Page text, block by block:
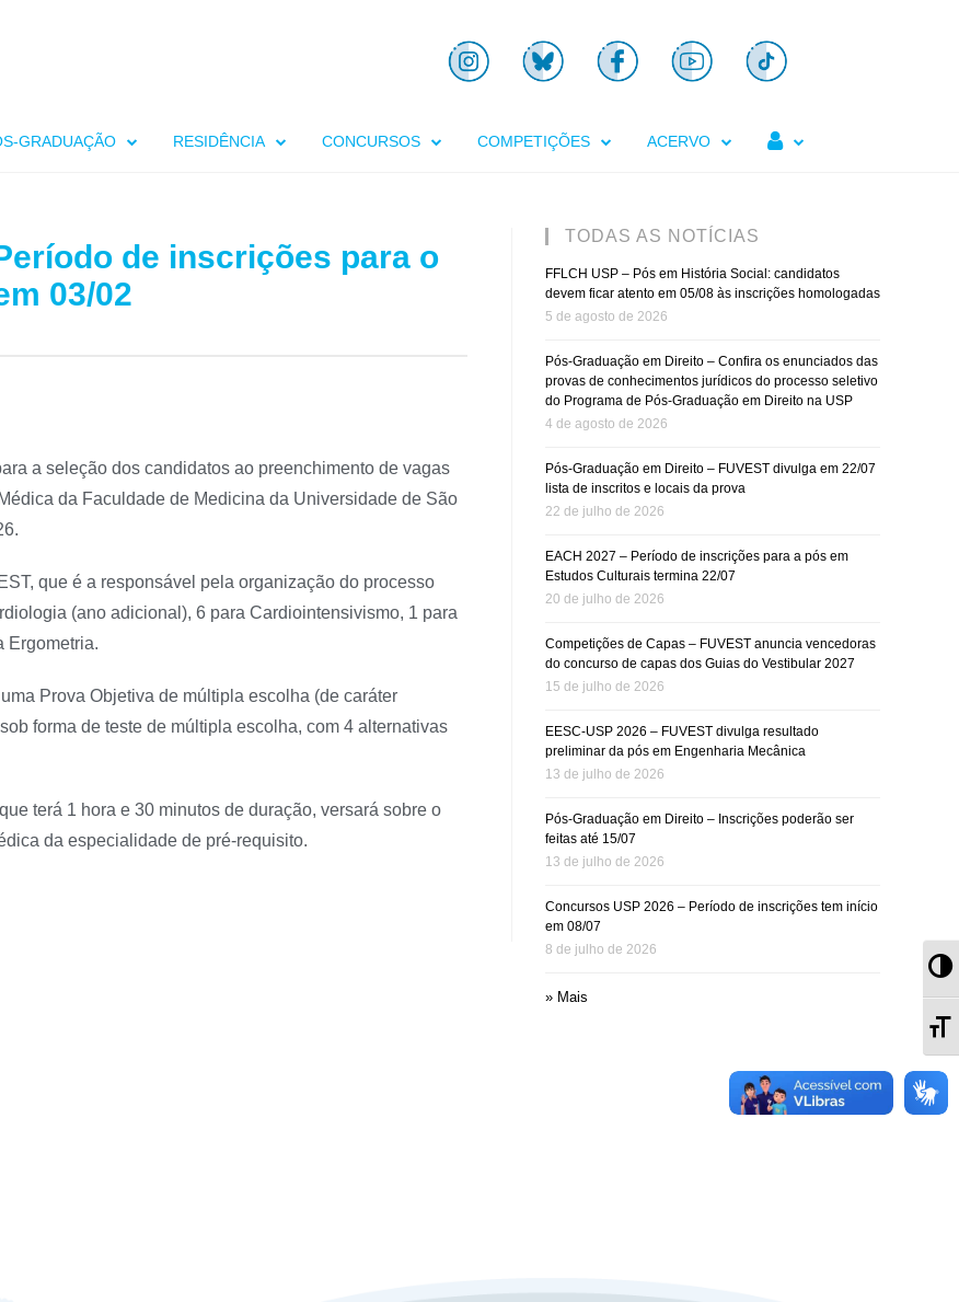
GRADUAÇÃO RESIDÊNCIA CONCURSOS COMPETIÇÕES ACERVO 
de inscrições para o
03/02
a seleção dos candidatos ao preenchimento de vagas
da Faculdade de Medicina da Universidade de São
que é a responsável pela organização do processo
(ano adicional), 6 para Cardiointensivismo, 1 para
Ergometria.
Prova Objetiva de múltipla escolha (de caráter
forma de teste de múltipla escolha, com 4 alternativas
terá 1 hora e 30 minutos de duração, versará sobre o
da especialidade de pré-requisito.
TODAS AS NOTÍCIAS
FFLCH USP – Pós em História Social: candidatos
devem ficar atento em 05/08 às inscrições homologadas
5 de agosto de 2026
Pós-Graduação em Direito – Confira os enunciados das
provas de conhecimentos jurídicos do processo seletivo
do Programa de Pós-Graduação em Direito na USP
4 de agosto de 2026
Pós-Graduação em Direito – FUVEST divulga em 22/07
lista de inscritos e locais da prova
22 de julho de 2026
EACH 2027 – Período de inscrições para a pós em
Estudos Culturais termina 22/07
20 de julho de 2026
Competições de Capas – FUVEST anuncia vencedoras
do concurso de capas dos Guias do Vestibular 2027
15 de julho de 2026
EESC-USP 2026 – FUVEST divulga resultado
preliminar da pós em Engenharia Mecânica
13 de julho de 2026
Pós-Graduação em Direito – Inscrições poderão ser
feitas até 15/07
13 de julho de 2026
Concursos USP 2026 – Período de inscrições tem início
em 08/07
8 de julho de 2026
» Mais